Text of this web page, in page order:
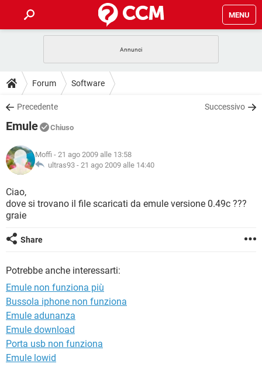
MENU
INTRATTENIMENTO
iOS
INSTAGRAM
TIKTOK
HARDWARE
GUIDE
COVID-19
INSTAGRAM
TIKTOK
HARDWARE
DOWNLOAD
COVID-19
INTRATTENIMENTO
iOS WINDOWS 10
INSTAGRAM
TIKTOK FACEBOOK
COVID-19
INTRATTENIMENTO
iOS
INSTAGRAM
TIKTOK
GLOSSARIO
COVID-19
INTRATTENIMENTO ANDROID
INSTAGRAM
TIKTOK
HARDWARE
Forum Software
Precedente Successivo
Emule Chiuso
Moffi - 21 ago 2009 alle 13:58
ultras93 - 21 ago 2009 alle 14:40
Ciao,
dove si trovano il file scaricati da emule versione 0.49c ???
graie
Share
Potrebbe anche interessarti:
Emule non funziona più
Bussola iphone non funziona
Emule adunanza
Emule download
Porta usb non funziona
Emule lowid